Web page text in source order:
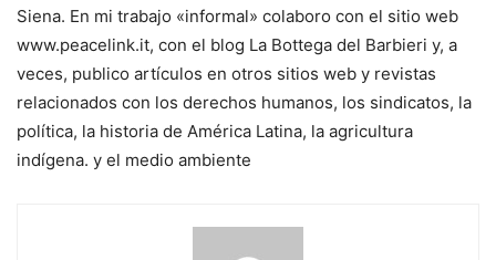
Siena. En mi trabajo «informal» colaboro con el sitio web
www.peacelink.it, con el blog La Bottega del Barbieri y, a
veces, publico artículos en otros sitios web y revistas
relacionados con los derechos humanos, los sindicatos, la
política, la historia de América Latina, la agricultura
indígena. y el medio ambiente